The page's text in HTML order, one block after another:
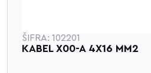
ŠIFRA: 102201
KABEL X00-A 4X16 MM2